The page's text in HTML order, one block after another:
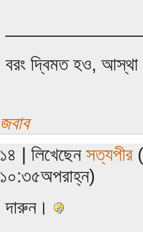
বরং দ্বিমত হও, আস্থা
জবাব
১৪ | লিখেছেন সত্যপীর
১০:৩৫অপরাহ্ন)
দারুন।